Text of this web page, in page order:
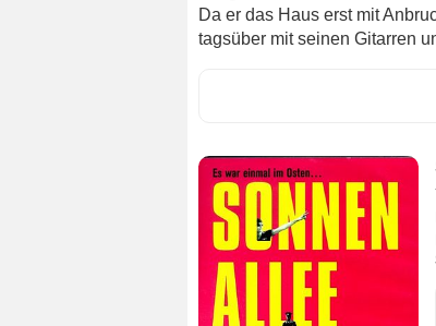
Da er das Haus erst mit
tagsüber mit seinen Gitarren